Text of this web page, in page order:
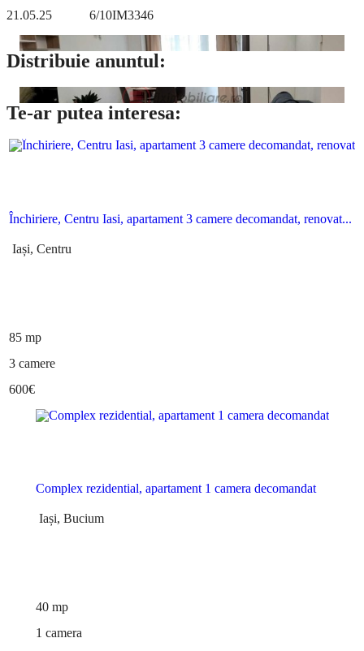
21.05.25 6/10IM3346
Distribuie anuntul:
Te-ar putea interesa:
Închiriere, Centru Iasi, apartament 3 camere decomandat, renovat...
Iași, Centru
85 mp
3 camere
600€
Complex rezidential, apartament 1 camera decomandat
Iași, Bucium
40 mp
1 camera